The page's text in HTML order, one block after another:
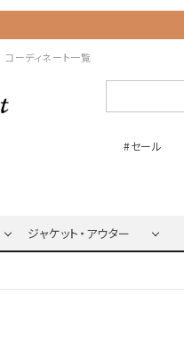
コーディネート一覧
#セール
ジャケット・アウター